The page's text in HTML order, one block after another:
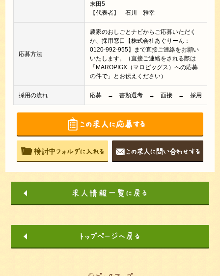
末田5
【代表者】 石川 雅幸
応募方法
農家のおしごとナビからご応募いただく
か、採用窓口【株式会社あぐりーん：
0120-992-955】まで直接ご連絡をお願い
いたします。（直接ご連絡をされる際は
「MAROPIGX（マロピッグス）への応募
の件で」とお伝えください）
採用の流れ 応募 → 書類選考 → 面接 → 採用